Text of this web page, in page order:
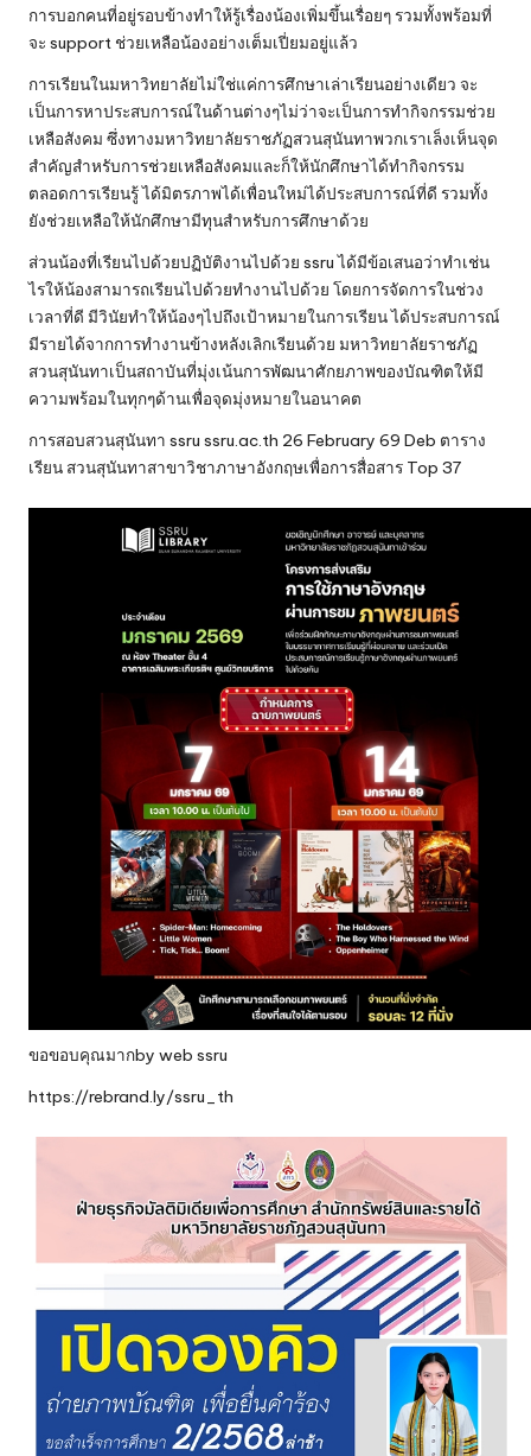
การบอกคนที่อยู่รอบข้างทำให้รู้เรื่องน้องเพิ่มขึ้นเรื่อยๆ รวมทั้งพร้อมที่
จะ support ช่วยเหลือน้องอย่างเต็มเปี่ยมอยู่แล้ว
การเรียนในมหาวิทยาลัยไม่ใช่แค่การศึกษาเล่าเรียนอย่างเดียว จะ
เป็นการหาประสบการณ์ในด้านต่างๆไม่ว่าจะเป็นการทำกิจกรรมช่วย
เหลือสังคม ซึ่งทางมหาวิทยาลัยราชภัฏสวนสุนันทาพวกเราเล็งเห็นจุด
สำคัญสำหรับการช่วยเหลือสังคมและก็ให้นักศึกษาได้ทำกิจกรรม
ตลอดการเรียนรู้ ได้มิตรภาพได้เพื่อนใหม่ได้ประสบการณ์ที่ดี รวมทั้ง
ยังช่วยเหลือให้นักศึกษามีทุนสำหรับการศึกษาด้วย
ส่วนน้องที่เรียนไปด้วยปฏิบัติงานไปด้วย ssru ได้มีข้อเสนอว่าทำเช่น
ไรให้น้องสามารถเรียนไปด้วยทำงานไปด้วย โดยการจัดการในช่วง
เวลาที่ดี มีวินัยทำให้น้องๆไปถึงเป้าหมายในการเรียน ได้ประสบการณ์
มีรายได้จากการทำงานข้างหลังเลิกเรียนด้วย มหาวิทยาลัยราชภัฏ
สวนสุนันทาเป็นสถาบันที่มุ่งเน้นการพัฒนาศักยภาพของบัณฑิตให้มี
ความพร้อมในทุกๆด้านเพื่อจุดมุ่งหมายในอนาคต
การสอบสวนสุนันทา ssru ssru.ac.th 26 February 69 Deb ตาราง
เรียน สวนสุนันทาสาขาวิชาภาษาอังกฤษเพื่อการสื่อสาร Top 37
ขอขอบคุณมากby web ssru
https://rebrand.ly/ssru_th